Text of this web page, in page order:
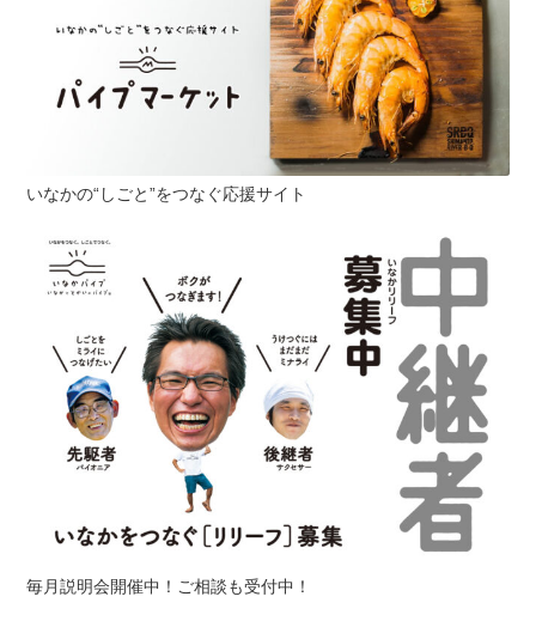
いなかの“しごと”をつなぐ応援サイト
毎月説明会開催中！ご相談も受付中！